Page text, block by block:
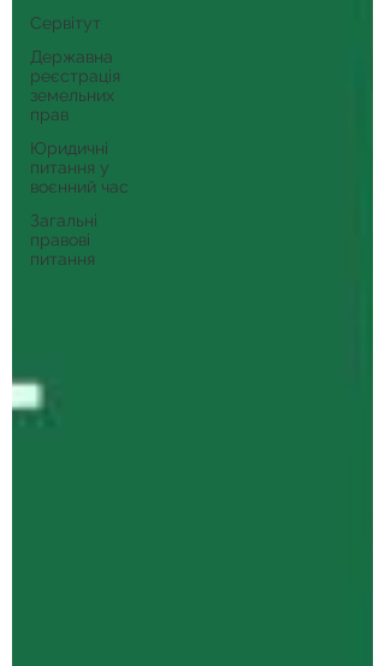
Сервітут
Державна
реєстрація
земельних
прав
Юридичні
питання у
воєнний час
Загальні
правові
питання